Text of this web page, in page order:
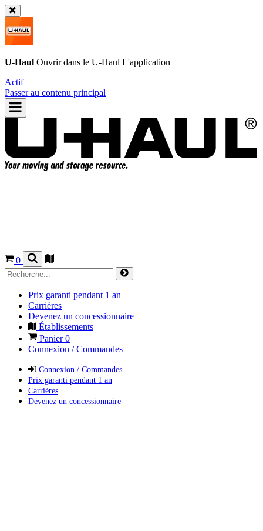
U-Haul Ouvrir dans le U-Haul L'application
Actif
Passer au contenu principal
0
Prix garanti pendant 1 an
Carrières
Devenez un concessionnaire
Établissements
Panier0
Connexion / Commandes
Connexion / Commandes
Prix garanti pendant 1 an
Carrières
Devenez un concessionnaire